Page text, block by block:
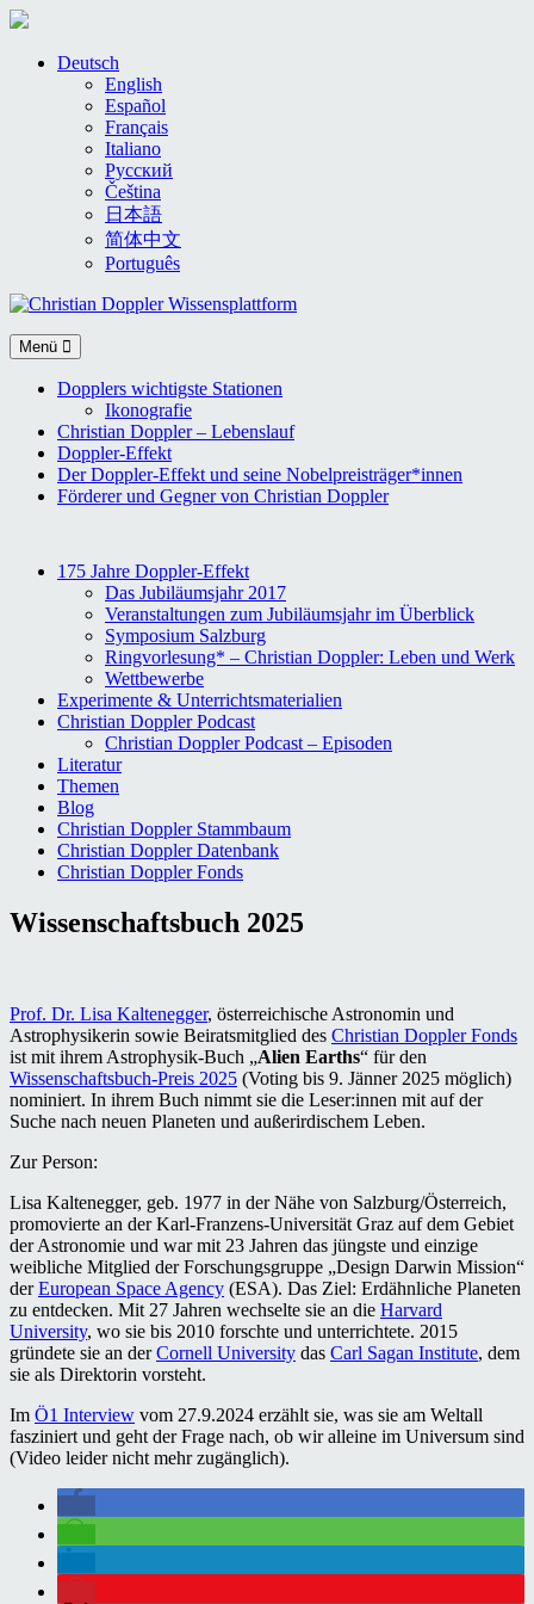
Deutsch
English
Español
Français
Italiano
Русский
Čeština
日本語
简体中文
Português
Menü
Dopplers wichtigste Stationen
Ikonografie
Christian Doppler – Lebenslauf
Doppler-Effekt
Der Doppler-Effekt und seine Nobelpreisträger*innen
Förderer und Gegner von Christian Doppler
175 Jahre Doppler-Effekt
Das Jubiläumsjahr 2017
Veranstaltungen zum Jubiläumsjahr im Überblick
Symposium Salzburg
Ringvorlesung* – Christian Doppler: Leben und Werk
Wettbewerbe
Experimente & Unterrichtsmaterialien
Christian Doppler Podcast
Christian Doppler Podcast – Episoden
Literatur
Themen
Blog
Christian Doppler Stammbaum
Christian Doppler Datenbank
Christian Doppler Fonds
Wissenschaftsbuch 2025
Prof. Dr. Lisa Kaltenegger, österreichische Astronomin und
Astrophysikerin sowie Beiratsmitglied des Christian Doppler Fonds
ist mit ihrem Astrophysik-Buch „Alien Earths“ für den
Wissenschaftsbuch-Preis 2025 (Voting bis 9. Jänner 2025 möglich)
nominiert. In ihrem Buch nimmt sie die Leser:innen mit auf der
Suche nach neuen Planeten und außerirdischem Leben.
Zur Person:
Lisa Kaltenegger, geb. 1977 in der Nähe von Salzburg/Österreich,
promovierte an der Karl-Franzens-Universität Graz auf dem Gebiet
der Astronomie und war mit 23 Jahren das jüngste und einzige
weibliche Mitglied der Forschungsgruppe „Design Darwin Mission“
derEuropean Space Agency (ESA). Das Ziel: Erdähnliche Planeten
zu entdecken. Mit 27 Jahren wechselte sie an die Harvard
University, wo sie bis 2010 forschte und unterrichtete. 2015
gründete sie an derCornell University das Carl Sagan Institute, dem
sie als Direktorin vorsteht.
Im Ö1 Interview vom 27.9.2024 erzählt sie, was sie am Weltall
fasziniert und geht der Frage nach, ob wir alleine im Universum sind
(Video leider nicht mehr zugänglich).